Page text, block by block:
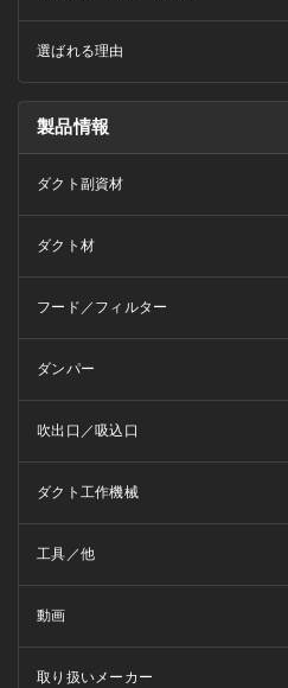
選ばれる理由
製品情報
ダクト副資材
ダクト材
フード／フィルター
ダンパー
吹出口／吸込口
ダクト工作機械
工具／他
動画
取り扱いメーカー